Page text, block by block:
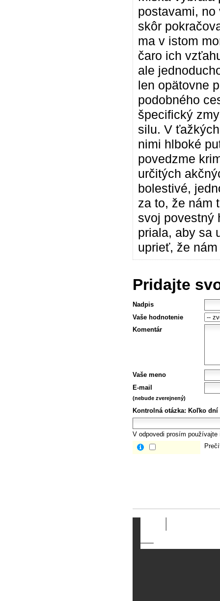
postavami,
skôr
ma v istom
čaro ich
ale
len opätovne
podobného
špecifický
silu. V
nimi hlboké
povedzme
určitých
bolestivé,
za to, že nám
svoj povestný
priala, aby sa
uprieť, že
Pridajte
Nadpis
Vaše hodnotenie
Komentár
Vaše meno
E-mail
(nebude zverejnený)
Kontrolná otázka: Koľko dní
V odpovedi prosím